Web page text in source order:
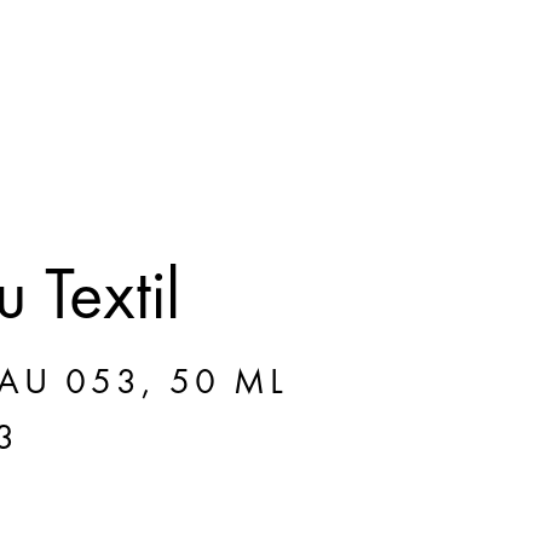
Textil
053, 50 ML